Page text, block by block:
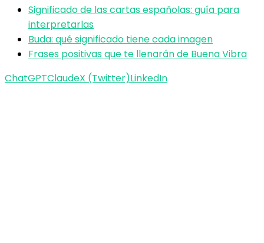
Significado de las cartas españolas: guía para
interpretarlas
Buda: qué significado tiene cada imagen
Frases positivas que te llenarán de Buena Vibra
ChatGPTClaudeX (Twitter)LinkedIn